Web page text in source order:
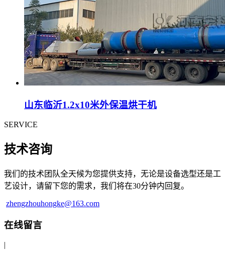
山东临沂1.2x10米外保温烘干机
SERVICE
技术咨询
我们的技术团队全天候为您提供支持，无论是设备选型还是工
艺设计，请留下您的需求，我们将在30分钟内回复。
zhengzhouhongke@163.com
在线留言
|